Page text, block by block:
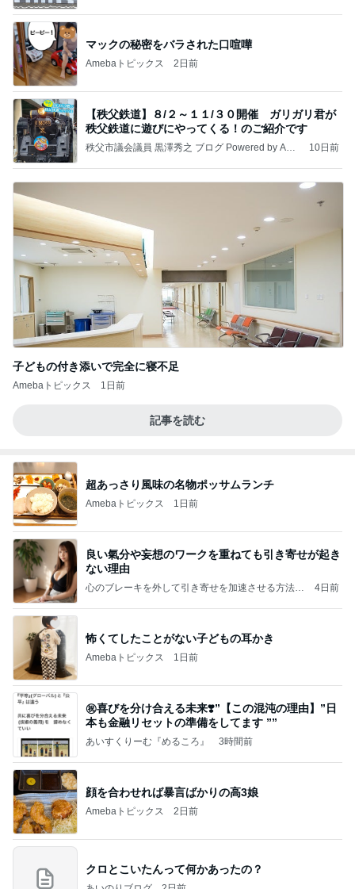
マックの秘密をバラされた口喧嘩
Amebaトピックス 2日前
【秩父鉄道】８/２～１１/３０開催 ガリガリ君が
秩父鉄道に遊びにやってくる！のご紹介です
秩父市議会議員 黒澤秀之 ブログ Powered by Ame
10日前
子どもの付き添いで完全に寝不足
Amebaトピックス 1日前
記事を読む
超あっさり風味の名物ポッサムランチ
Amebaトピックス 1日前
良い氣分や妄想のワークを重ねても引き寄せが起き
ない理由
心のブレーキを外して引き寄せを加速させる方法：
4日前
怖くてしたことがない子どもの耳かき
Amebaトピックス 1日前
㊗️喜びを分け合える未来❣️”【この混沌の理由】”⽇
本も⾦融リセットの準備をしてます ””
あいすくりーむ『めるころ』 3時間前
顔を合わせれば暴言ばかりの高3娘
Amebaトピックス 2日前
クロとこいたんって何かあったの？